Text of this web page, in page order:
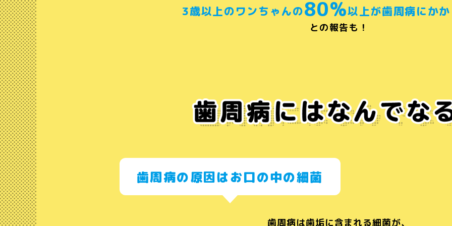
3歳以上のワンちゃんの80%以上が歯周病にか
との報告も！
歯周病の原因はお口の中の細菌
歯周病は歯垢に含まれる細菌が、